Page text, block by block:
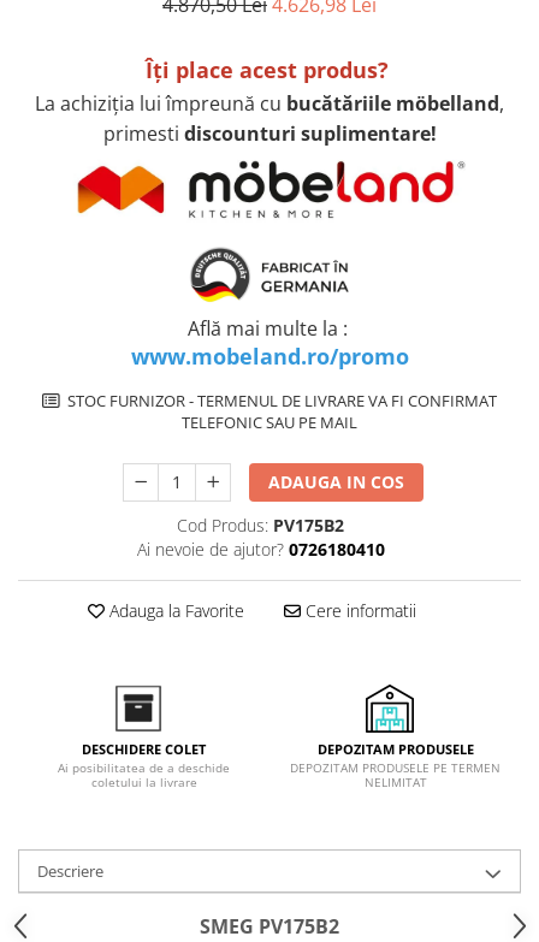
Cuptoare cu microunde
Cu montare pe perete
Hote cu montare in blat
Hote cu montare pe colt
Hote rustice
Hote tip insula
Masini de spalat vase
Complet incorporabile
Partial incorporabile
Plite
Domino( seturi modulare)
Mixte
Plite cu hota integrata
Masini de spalat rufe slim
(adancime 40-47 cm)
Uscatoare de rufe
Vitrine frigorifice si minibaruri
Pachete chiuvete si baterii
Îţi place acest produs?
La achiziţia lui împreună cu bucătăriile möbelland,
primesti discounturi suplimentare!
Află mai multe la :
www.mobeland.ro/promo
STOC FURNIZOR - TERMENUL DE LIVRARE VA FI CONFIRMAT
TELEFONIC SAU PE MAIL
ADAUGA IN COS
Cod Produs: PV175B2
Ai nevoie de ajutor? 0726180410
Adauga la Favorite Cere informatii
DESCHIDERE COLET
Ai posibilitatea de a deschide
coletului la livrare
DEPOZITAM PRODUSELE
DEPOZITAM PRODUSELE PE TERMEN
NELIMITAT
Descriere
SMEG PV175B2